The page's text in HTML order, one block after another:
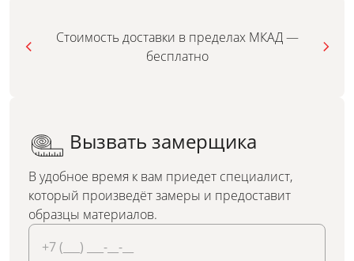
Стоимость доставки в пределах МКАД —
бесплатно
Вызвать замерщика
В удобное время к вам приедет специалист,
который произведёт замеры и предоставит
образцы материалов.